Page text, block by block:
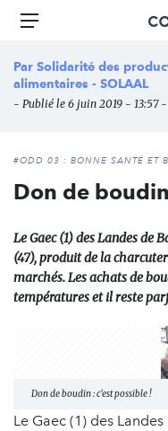
Aller
principal
Menu
Par Solidarité des
alimentaires - SOLAAL
- Publié le 6 juin 2019 - 13:57
#ODD 03 : BONNE SANTÉ ET
Don de
Le Gaec (1) des Landes de
(47), produit de la
marchés. Les achats de
températures et il reste
Don de boudin : c'est possible !
Le Gaec (1) des